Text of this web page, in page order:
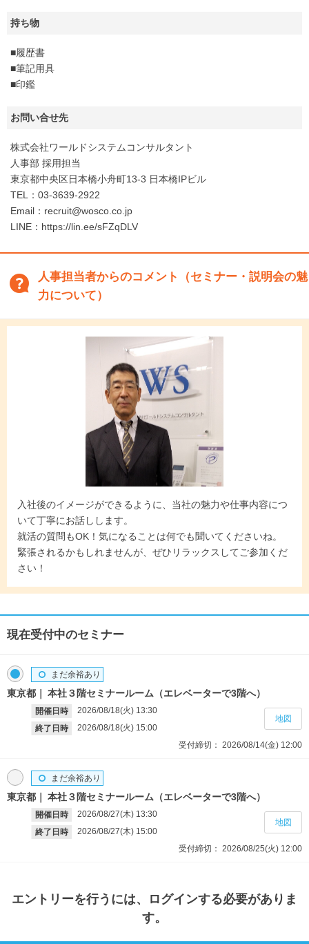
持ち物
■履歴書
■筆記用具
■印鑑
お問い合せ先
株式会社ワールドシステムコンサルタント
人事部 採用担当
東京都中央区日本橋小舟町13-3 日本橋IPビル
TEL：03-3639-2922
Email：recruit@wosco.co.jp
LINE：https://lin.ee/sFZqDLV
人事担当者からのコメント（セミナー・説明会の魅
力について）
入社後のイメージができるように、当社の魅力や仕事内容につ
いて丁寧にお話しします。
就活の質問もOK！気になることは何でも聞いてくださいね。
緊張されるかもしれませんが、ぜひリラックスしてご参加くだ
さい！
現在受付中のセミナー
東京都 本社３階セミナールーム（エレベーターで3階へ）
開催日時 2026/08/18(火) 13:30
終了日時
2026/08/18(火) 15:00
まだ余裕あり
受付締切： 2026/08/14(金) 12:00
地図
東京都 本社３階セミナールーム（エレベーターで3階へ）
開催日時 2026/08/27(木) 13:30
終了日時
2026/08/27(木) 15:00
まだ余裕あり
受付締切： 2026/08/25(火) 12:00
地図
エントリーを行うには、ログインする必要がありま
す。